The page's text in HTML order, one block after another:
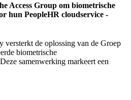
Access Group om biometrische
hun PeopleHR cloudservice -
versterkt de oplossing van de Groep
biometrische
samenwerking markeert een